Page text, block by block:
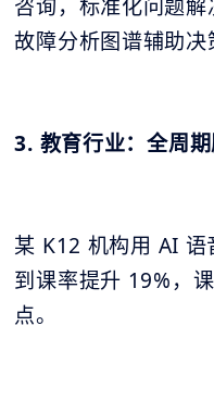
咨询，标准化问题
故障分析图谱辅助决
3. 教育行业：全周
某 K12 机构用 AI 语
到课率提升 19%，
点。